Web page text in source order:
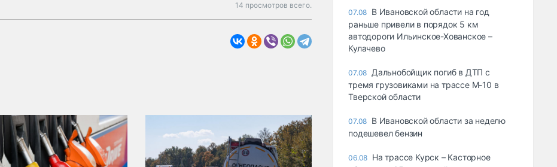
14 просмотров всего.
07.08 В Ивановской области на год
раньше привели в порядок 5 км
автодороги Ильинское-Хованское –
Кулачево
07.08 Дальнобойщик погиб в ДТП с
тремя грузовиками на трассе М-10 в
Тверской области
07.08 В Ивановской области за неделю
подешевел бензин
06.08 На трассе Курск – Касторное